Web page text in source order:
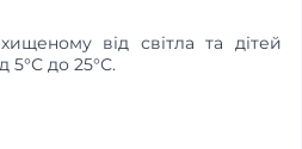
від світла та дітей
5°С до 25°С.